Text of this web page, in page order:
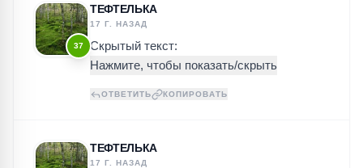
37
ТЕФТЕЛЬКА
17 Г. НАЗАД
Скрытый текст:
ОТВЕТИТЬ КОПИРОВАТЬ
ТЕФТЕЛЬКА
17 Г. НАЗАД